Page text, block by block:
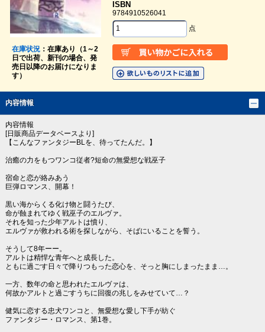
在庫状況：在庫あり（1～2
日で出荷、新刊の場合、発
売日以降のお届けになりま
す）
ISBN
9784910526041
点
内容情報
内容情報
[日販商品データベースより]
【こんなファンタジーBLを、待ってたんだ。】
治癒の力をもつワンコ従者?短命の無愛想な戦巫子
宿命と恋が絡みあう
巨弾ロマンス、開幕！
黒い海からくる化け物と闘うたび、
命が蝕まれてゆく戦巫子のエルヴァ。
それを知った少年アルトは憤り、
エルヴァが救われる術を探しながら、そばにいることを誓う。
そうして8年ーー。
アルトは精悍な青年へと成長した。
ともに過ごす日々で降りつもった恋心を、そっと胸にしまったまま…。
一方、数年の命と思われたエルヴァは、
何故かアルトと過ごすうちに回復の兆しをみせていて…？
健気に恋する忠犬ワンコと、無愛想な愛し下手が紡ぐ
ファンタジー・ロマンス、第1巻。